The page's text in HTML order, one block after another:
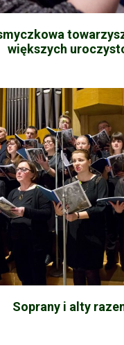
większych
Soprany i alty